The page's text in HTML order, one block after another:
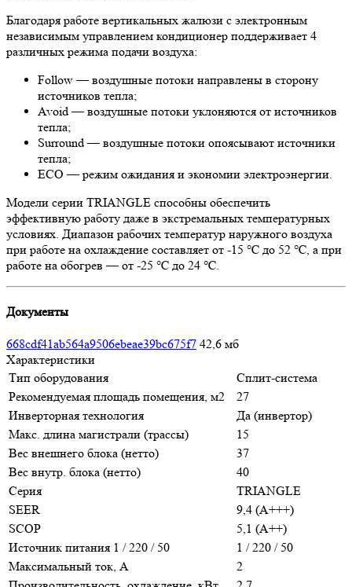
Благодаря работе вертикальных жалюзи с электронным
независимым управлением кондиционер поддерживает 4
различных режима подачи воздуха:
Follow — воздушные потоки направлены в сторону
источников тепла;
Avoid — воздушные потоки уклоняются от источников
тепла;
Surround — воздушные потоки опоясывают источники
тепла;
ECO — режим ожидания и экономии электроэнергии.
Модели серии TRIANGLE способны обеспечить
эффективную работу даже в экстремальных температурных
условиях. Диапазон рабочих температур наружного воздуха
при работе на охлаждение составляет от -15 ℃ до 52 ℃, а при
работе на обогрев — от -25 ℃ до 24 ℃.
Документы
668cdf41ab564a9506ebeae39bc675f7 42,6 мб
Характеристики
Тип оборудования
Сплит-система
Рекомендуемая площадь помещения, м2
27
Инверторная технология
Да (инвертор)
Макс. длина магистрали (трассы)
15
Вес внешнего блока (нетто)
37
Вес внутр. блока (нетто)
40
Серия
TRIANGLE
SEER
9,4 (A+++)
SCOP
5,1 (A++)
Источник питания 1 / 220 / 50
1 / 220 / 50
Максимальный ток, А
2